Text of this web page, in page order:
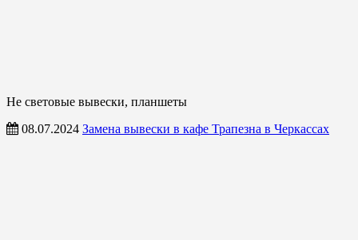
Не световые вывески, планшеты
08.07.2024 Замена вывески в кафе Трапезна в Черкассах